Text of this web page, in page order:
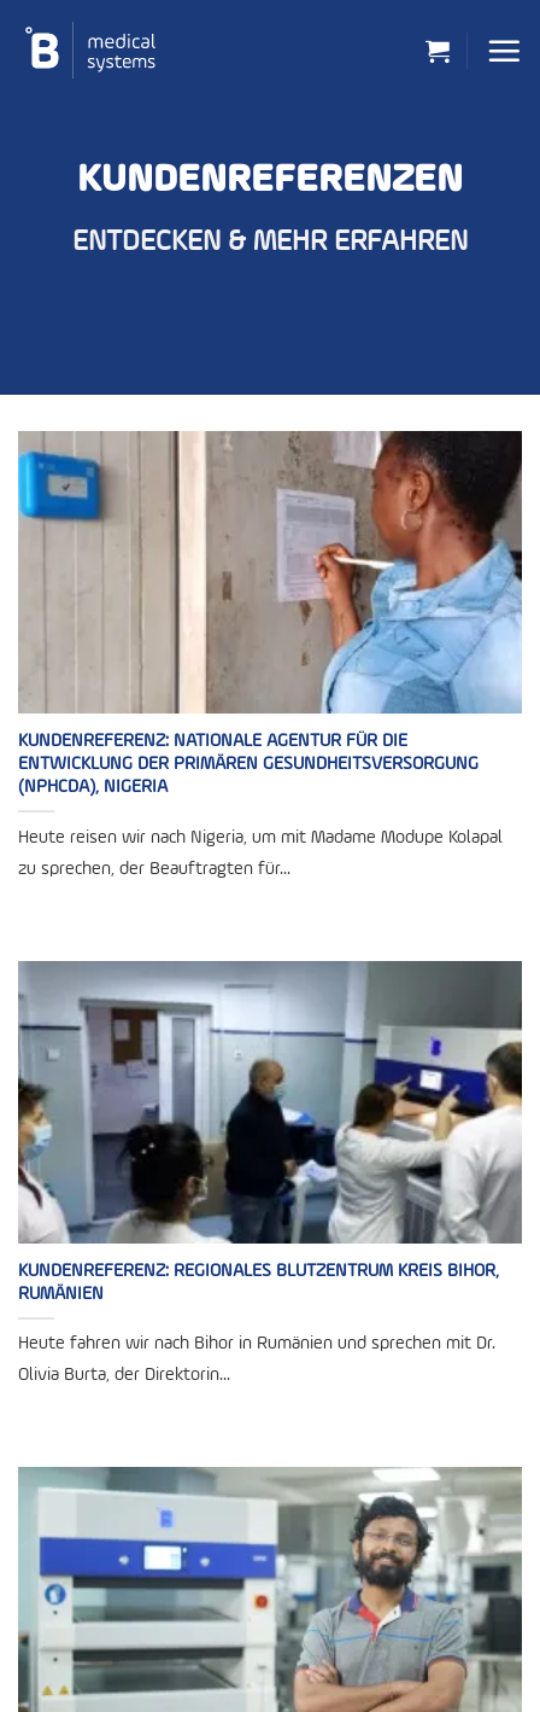
Inhalt
springen
KUNDENREFERENZEN
ENTDECKEN & MEHR ERFAHREN
KUNDENREFERENZ: NATIONALE AGENTUR FÜR DIE
ENTWICKLUNG DER PRIMÄREN GESUNDHEITSVERSORGUNG
(NPHCDA), NIGERIA
Heute reisen wir nach Nigeria, um mit Madame Modupe Kolapal
zu sprechen, der Beauftragten für...
KUNDENREFERENZ: REGIONALES BLUTZENTRUM KREIS BIHOR,
RUMÄNIEN
Heute fahren wir nach Bihor in Rumänien und sprechen mit Dr.
Olivia Burta, der Direktorin...